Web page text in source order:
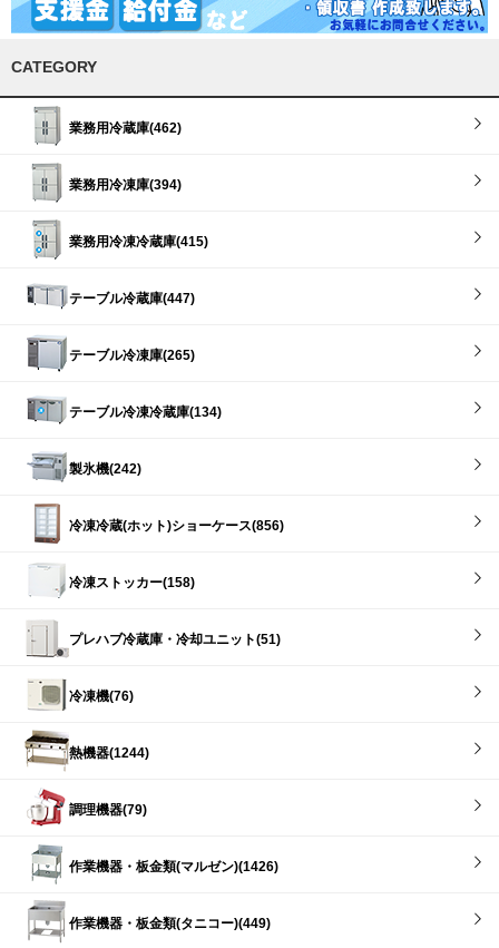
CATEGORY
業務用冷蔵庫(462)
業務用冷凍庫(394)
業務用冷凍冷蔵庫(415)
テーブル冷蔵庫(447)
テーブル冷凍庫(265)
テーブル冷凍冷蔵庫(134)
製氷機(242)
冷凍冷蔵(ホット)ショーケース(856)
冷凍ストッカー(158)
プレハブ冷蔵庫・冷却ユニット(51)
冷凍機(76)
熱機器(1244)
調理機器(79)
作業機器・板金類(マルゼン)(1426)
作業機器・板金類(タニコー)(449)